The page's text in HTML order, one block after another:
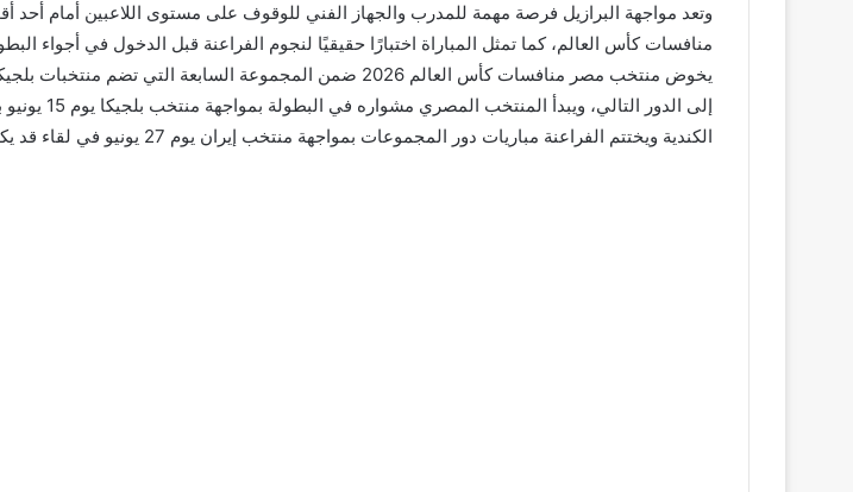
وتعد مواجهة البرازيل فرصة مهمة للمدرب والجهاز الفني للوقوف على مستوى اللاعبين أمام أحد
منافسات كأس العالم، كما تمثل المباراة اختبارًا حقيقيًا لنجوم الفراعنة قبل الدخول في أجواء
يخوض منتخب مصر منافسات كأس العالم 2026 ضمن المجموعة
الكندية ويختتم الفراعنة مباريات دور المجموعات بمواجهة منتخب إيران يوم 27 يونيو في لقاء قد يكون حاسمًا في تحديد مصير التأهل إلى الأدوار الإقصائية.